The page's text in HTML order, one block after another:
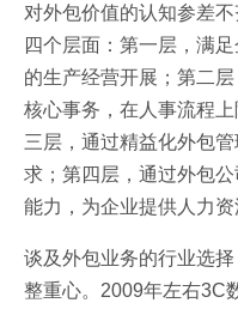
对外包价值的认知参差
四个层面：第一层，满
的生产经营开展；第二
核心事务，在人事流程
三层，通过精益化外包
求；第四层，通过外包
能力，为企业提供人力资
谈及外包业务的行业选
整重心。2009年左右3C